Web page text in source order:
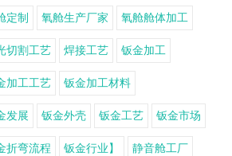
定制 氧舱生产厂家 氧舱舱体加工
切割工艺 焊接工艺 钣金加工
加工工艺 钣金加工材料
发展 钣金外壳 钣金工艺 钣金市场
折弯流程 钣金行业】 静音舱工厂